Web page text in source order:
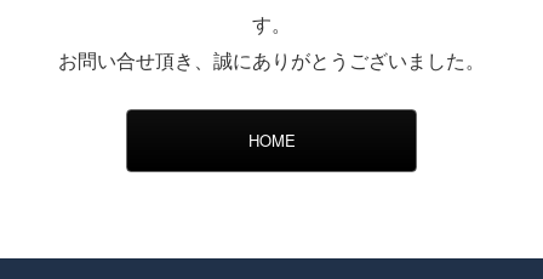
す。
お問い合せ頂き、誠にありがとうございました。
HOME